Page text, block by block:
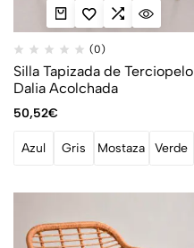
(0)
Silla Tapizada de Terciopelo
Dalia Acolchada
50,52€
Azul Gris Mostaza Verde